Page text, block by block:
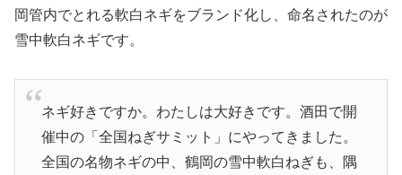
岡管内でとれる軟白ネギをブランド化し、命名されたのが
雪中軟白ネギです。
ネギ好きですか。わたしは大好きです。酒田で開
催中の「全国ねぎサミット」にやってきました。
全国の名物ネギの中、鶴岡の雪中軟白ねぎも、隅